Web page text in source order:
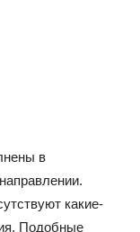
в
какие-
Подобные